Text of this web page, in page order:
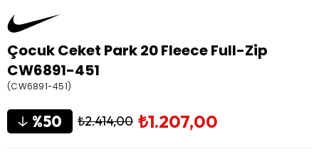
Çocuk Ceket Park 20 Fleece Full-Zip
CW6891-451
(CW6891-451)
50 ₺2.414,00 ₺1.207,00